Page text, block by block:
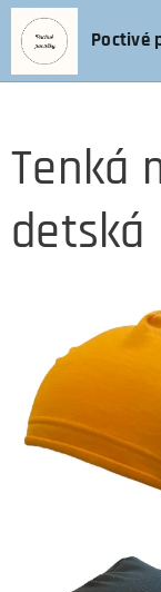
Poctivé
Tenká
detská